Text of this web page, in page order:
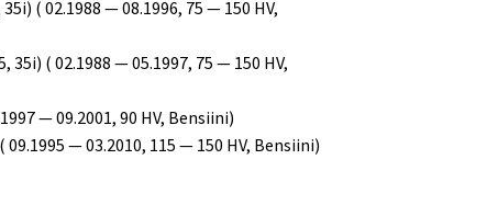
( 02.1988 — 08.1996, 75 — 150 HV,
35i) ( 02.1988 — 05.1997, 75 — 150 HV,
— 09.2001, 90 HV, Bensiini)
09.1995 — 03.2010, 115 — 150 HV, Bensiini)